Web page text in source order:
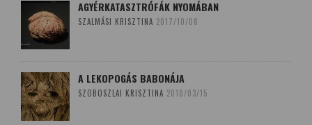
AGYÉRKATASZTRÓFÁK NYOMÁBAN
SZALMÁSI KRISZTINA 2017/10/08
A LEKOPOGÁS BABONÁJA
SZOBOSZLAI KRISZTINA 2018/03/15